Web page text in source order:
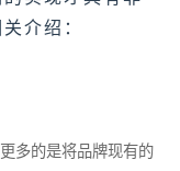
介绍：
多的是将品牌现有的